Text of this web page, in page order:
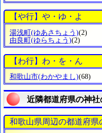
【や行】や・ゆ・よ
湯浅町(ゆあさちょう)(2)
由良町(ゆらちょう)(2)
【わ行】わ・を・ん
和歌山市(わかやまし)(68)
近隣都道府県の神社
和歌山県周辺の都道府県